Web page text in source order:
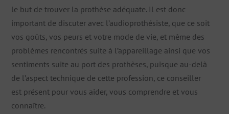
le but de trouver la prothèse adéquate. Il est donc
important de discuter avec l’audioprothésiste, que ce soit
vos goûts, vos peurs et votre mode de vie, et même des
problèmes rencontrés suite à l’appareillage ainsi que vos
sentiments suite au port des prothèses, puisque au-delà
de l’aspect technique de cette profession, ce conseiller
est présent pour vous aider, vous comprendre et vous
connaître.